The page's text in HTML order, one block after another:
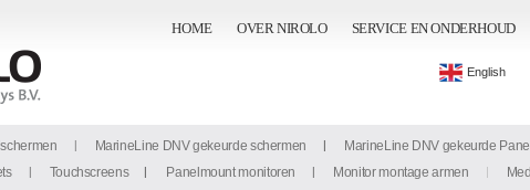
HOME OVER NIROLO SERVICE EN ONDERHOUD
English
MarineLine DNV gekeurde schermen MarineLine DNV gekeurde
Touchscreens Panelmount monitoren Monitor montage armen